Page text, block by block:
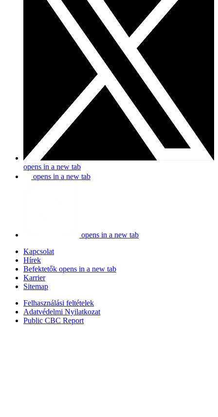
opens in a new tab
opens in a new tab
opens in a new tab
Kapcsolat
Hírek
Befektetők opens in a new tab
Karrier
Sitemap
Felhasználási feltételek
Adatvédelmi Nyilatkozat
Public CBC Report